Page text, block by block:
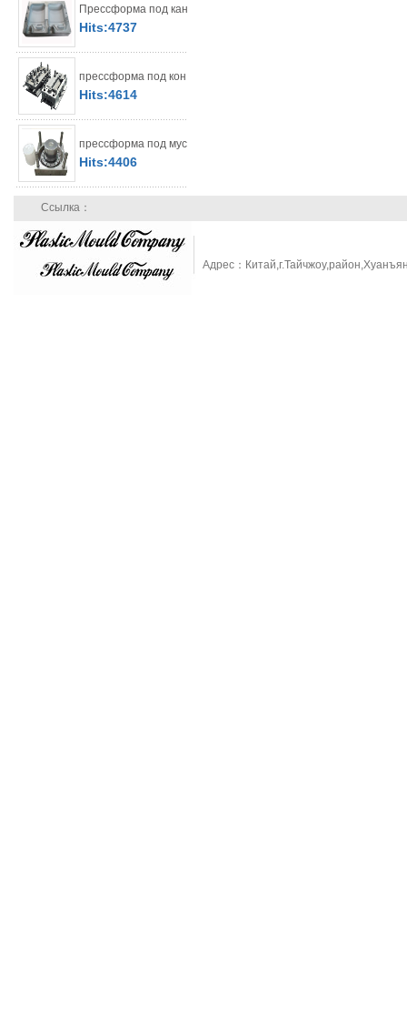
Прессформа под кан
Hits:4737
прессформа под кон
Hits:4614
прессформа под мус
Hits:4406
Ссылка：
Адрес：